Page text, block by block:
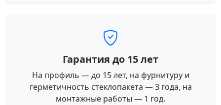
Гарантия до 15 лет
На профиль — до 15 лет, на фурнитуру и
герметичность стеклопакета — 3 года, на
монтажные работы — 1 год.